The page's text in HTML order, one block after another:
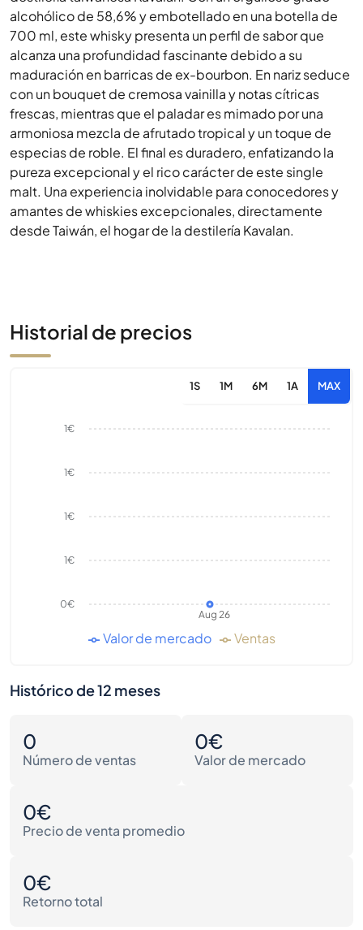
alcohólico de 58,6% y embotellado en una botella de
700 ml, este whisky presenta un perfil de sabor que
alcanza una profundidad fascinante debido a su
maduración en barricas de ex-bourbon. En nariz seduce
con un bouquet de cremosa vainilla y notas cítricas
frescas, mientras que el paladar es mimado por una
armoniosa mezcla de afrutado tropical y un toque de
especias de roble. El final es duradero, enfatizando la
pureza excepcional y el rico carácter de este single
malt. Una experiencia inolvidable para conocedores y
amantes de whiskies excepcionales, directamente
desde Taiwán, el hogar de la destilería Kavalan.
Historial de precios
1S 1M 6M 1A MAX
Aug 26
0€
1€
1€
1€
1€
Valor de mercado Ventas
Histórico de 12 meses
0
Número de ventas
0€
Valor de mercado
0€
Precio de venta promedio
0€
Retorno total